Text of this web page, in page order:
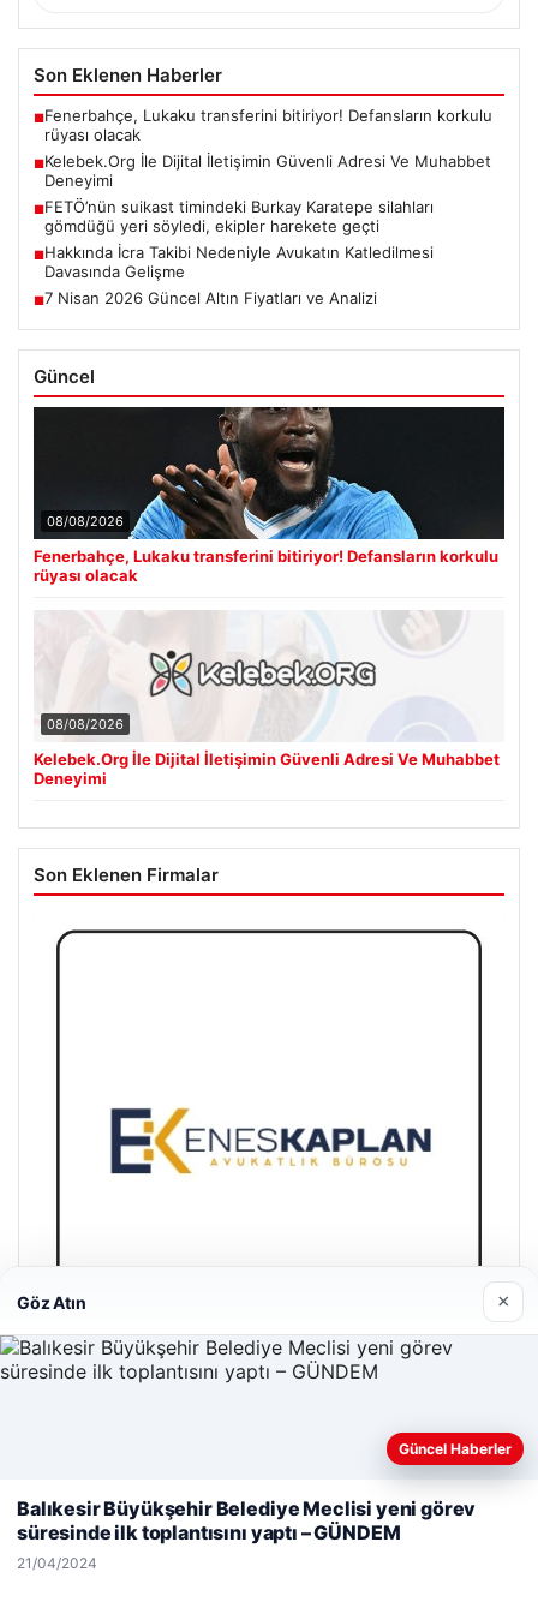
Son Eklenen Haberler
■Fenerbahçe, Lukaku transferini bitiriyor! Defansların korkulu
rüyası olacak
■Kelebek.Org İle Dijital İletişimin Güvenli Adresi Ve Muhabbet
Deneyimi
■FETÖ’nün suikast timindeki Burkay Karatepe silahları
gömdüğü yeri söyledi, ekipler harekete geçti
■Hakkında İcra Takibi Nedeniyle Avukatın Katledilmesi
Davasında Gelişme
■7 Nisan 2026 Güncel Altın Fiyatları ve Analizi
Güncel
08/08/2026
Fenerbahçe, Lukaku transferini bitiriyor! Defansların korkulu
rüyası olacak
08/08/2026
Kelebek.Org İle Dijital İletişimin Güvenli Adresi Ve Muhabbet
Deneyimi
Son Eklenen Firmalar
Web sitemizi nasıl kullandığınızı daha iyi anlayabilmek,
kullanıyoruz.Çerez Politikamız
Kabul Et
Göz Atın ×
Güncel Haberler
Balıkesir Büyükşehir Belediye Meclisi yeni görev
süresinde ilk toplantısını yaptı – GÜNDEM
21/04/2024